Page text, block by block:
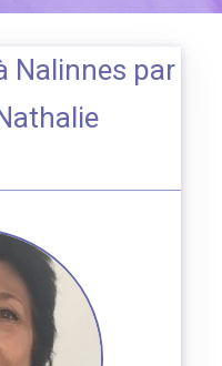
Nalinnes par